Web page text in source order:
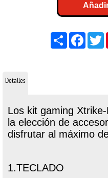
Share
Detalles
Los kit gaming
la elección de
disfrutar al máximo
1.TECLADO